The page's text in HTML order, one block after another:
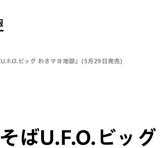
U.F.O.ビッグ わさマヨ地獄」(5月29日発売)
ばU.F.O.ビッ